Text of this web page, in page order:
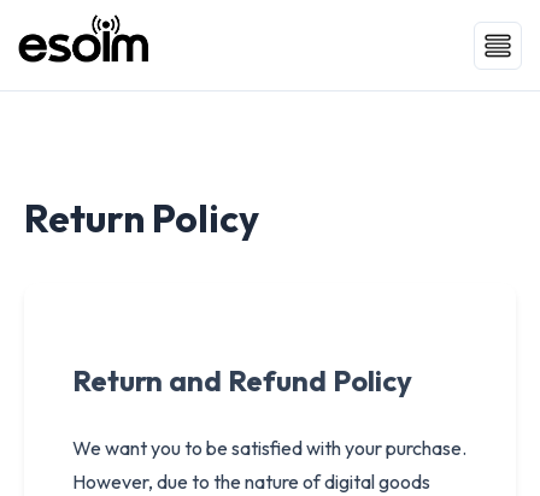
Return Policy
Return and Refund Policy
We want you to be satisfied with your purchase.
However, due to the nature of digital goods